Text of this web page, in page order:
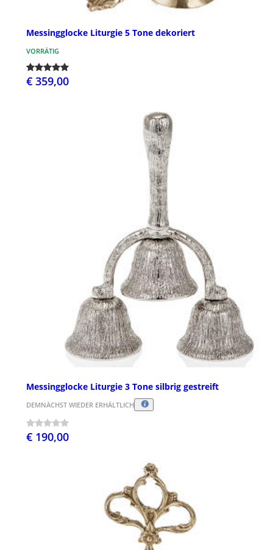
Messingglocke Liturgie 5 Tone dekoriert
VORRÄTIG
€ 359,00
Messingglocke Liturgie 3 Tone silbrig gestreift
DEMNÄCHST WIEDER ERHÄLTLICH
€ 190,00